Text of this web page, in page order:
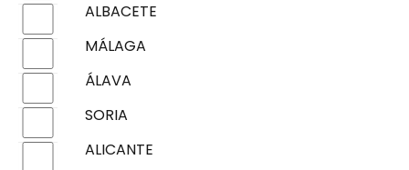
ALBACETE
MÁLAGA
ÁLAVA
SORIA
ALICANTE